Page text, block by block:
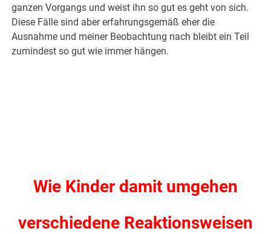
ganzen Vorgangs und weist ihn so gut es geht von sich.
Diese Fälle sind aber erfahrungsgemäß eher die
Ausnahme und meiner Beobachtung nach bleibt ein Teil
zumindest so gut wie immer hängen.
Wie Kinder damit umgehen
verschiedene Reaktionsweisen